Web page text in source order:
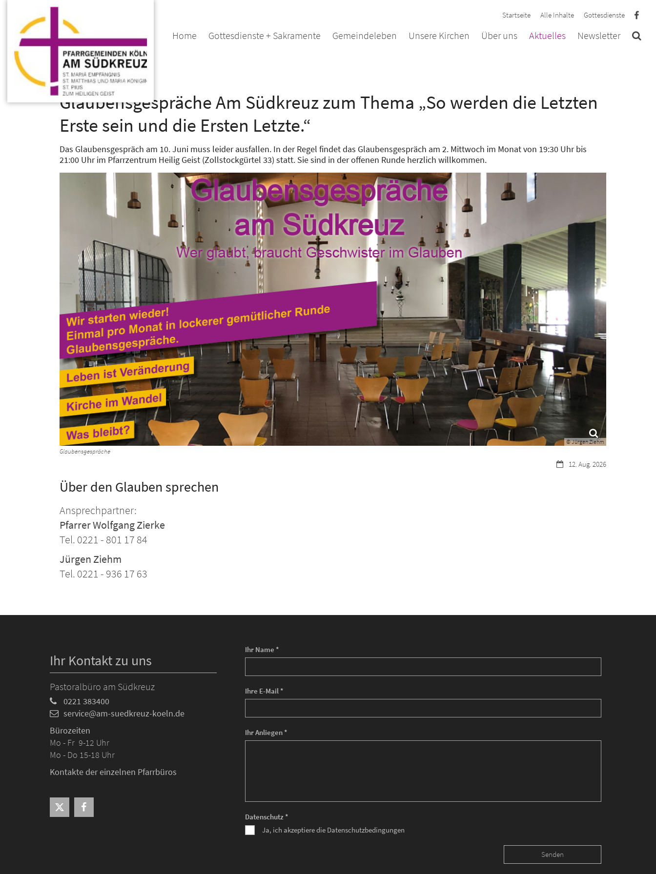
Zum Inhalt springen
Startseite Alle Inhalte Gottesdienste
Home Gottesdienste + Sakramente Gemeindeleben Unsere Kirchen Über uns Aktuelles Newsletter
Glauben:
Glaubensgespräche Am Südkreuz zum Thema „So werden die Letzten
Erste sein und die Ersten Letzte.“
Das Glaubensgespräch am 10. Juni muss leider ausfallen. In der Regel findet das Glaubensgespräch am 2. Mittwoch im Monat von 19:30 Uhr bis
21:00 Uhr im Pfarrzentrum Heilig Geist (Zollstockgürtel 33) statt. Sie sind in der offenen Runde herzlich willkommen.
© Jürgen Ziehm
Glaubensgespräche
Datum:12. Aug. 2026
Über den Glauben sprechen
Ansprechpartner:
Pfarrer Wolfgang Zierke
Tel. 0221 - 801 17 84
Jürgen Ziehm
Tel. 0221 - 936 17 63
Ihr Name *
Ihre E-Mail *
Ihr Anliegen *
Datenschutz *
Ja, ich akzeptiere die Datenschutzbedingungen
Ihr Kontakt zu uns
Pastoralbüro am Südkreuz
0221 383400
service@am-suedkreuz-koeln.de
Bürozeiten
Mo - Fr 9-12 Uhr
Mo - Do 15-18 Uhr
Kontakte der einzelnen Pfarrbüros